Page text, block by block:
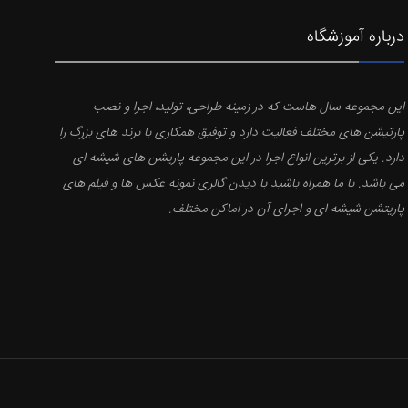
درباره آموزشگاه
این مجموعه سال هاست که در زمینه طراحی، تولید، اجرا و نصب
پارتیشن های مختلف فعالیت دارد و توفیق همکاری با برند های بزرگ را
دارد. یکی از برترین انواع اجرا در این مجموعه پاریشن های شیشه ای
می باشد. با ما همراه باشید با دیدن گالری نمونه عکس ها و فیلم های
پاریتشن شیشه ای و اجرای آن در اماکن مختلف.